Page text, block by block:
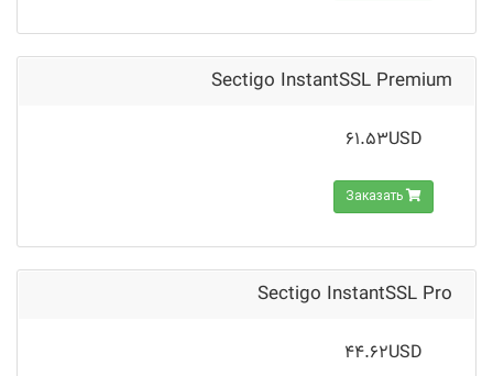
Sectigo InstantSSL Premium
61.53USD
Заказать
Sectigo InstantSSL Pro
44.62USD